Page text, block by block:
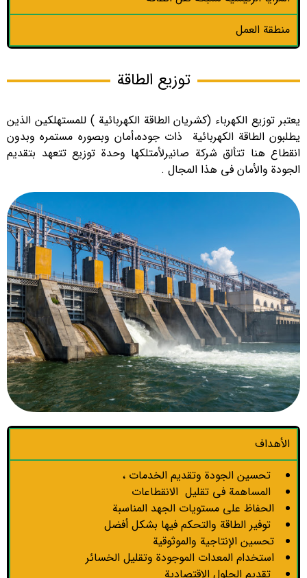
منطقة العمل
توزيع الطاقة
يعتبر توزيع الكهرباء (كشريان الطاقة الكهربائية ) للمستهلكين الذين
يطلبون الطاقة الكهربائية ذات جوده،أمان وبصوره مستمره وبدون
انقطاع هنا تتألق شركة صانيرلأمتلكها وحدة توزيع تتعهد بتقديم
الجودة والأمان في هذا المجال .
الأهداف
تحسين الجودة وتقديم الخدمات ،
المساهمة في تقليل الانقطاعات
الحفاظ على مستويات الجهد المناسبة
توفير الطاقة والتحكم فيها بشكل أفضل
تحسين الإنتاجية والموثوقية
استخدام المعدات الموجودة وتقليل الخسائر
تقديم الحلول الاقتصادية